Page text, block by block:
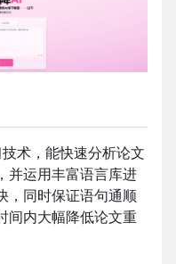
技术，能快速分析论文
并运用丰富语言库进
，同时保证语句通顺
间内大幅降低论文重